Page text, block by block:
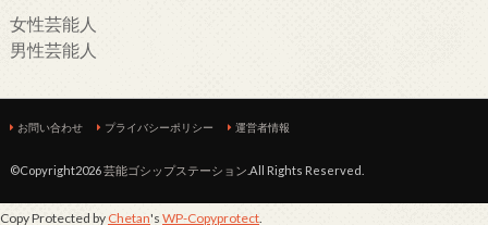
女性芸能人
男性芸能人
お問い合わせ プライバシーポリシー 運営者情報
©Copyright2026芸能ゴシップステーション .All Rights Reserved.
Copy Protected by Chetan's WP-Copyprotect.